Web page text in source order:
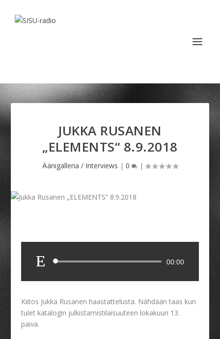
JUKKA RUSANEN
„ELEMENTS“ 8.9.2018
Äänigalleria / Interviews | 0 |
Audio-
00:00
Kiitos Jukka Rusanen haastattelusta. Nähdään taas kun
tulet katalogin julkistamistilaisuuteen lokakuun 13.
päivä.